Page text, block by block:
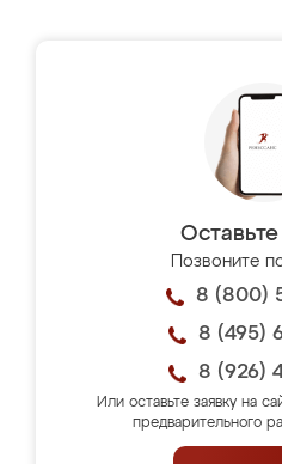
Оставьте
Позвоните
8 (800)
8 (495)
8 (926)
Или оставьте заявку на
предварительного